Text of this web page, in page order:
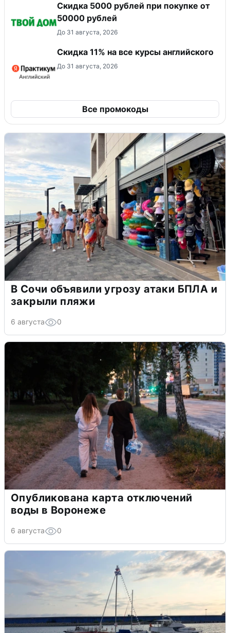
Скидка 5000 рублей при покупке от
50000 рублей
До 31 августа, 2026
Скидка 11% на все курсы английского
До 31 августа, 2026
Все промокоды
В Сочи объявили угрозу атаки БПЛА и
закрыли пляжи
6 августа 0
Опубликована карта отключений
воды в Воронеже
6 августа 0